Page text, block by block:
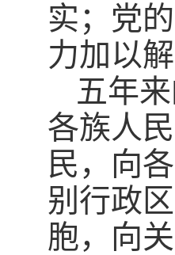
实；党
力加以解
五年
各族人
民，向
别行政
胞，向